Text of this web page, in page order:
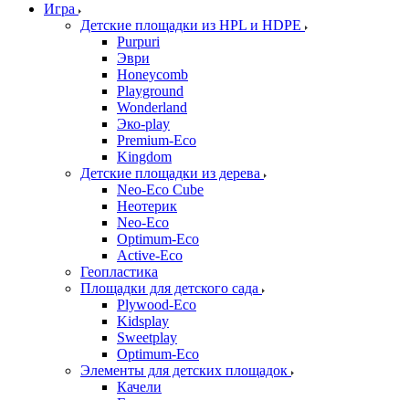
Игра
Детские площадки из HPL и HDPE
Purpuri
Эври
Honeycomb
Playground
Wonderland
Эко-play
Premium-Eco
Kingdom
Детские площадки из дерева
Neo-Eco Cube
Неотерик
Neo-Eco
Оptimum-Еco
Active-Eco
Геопластика
Площадки для детского сада
Plywood-Eco
Kidsplay
Sweetplay
Оptimum-Еco
Элементы для детских площадок
Качели